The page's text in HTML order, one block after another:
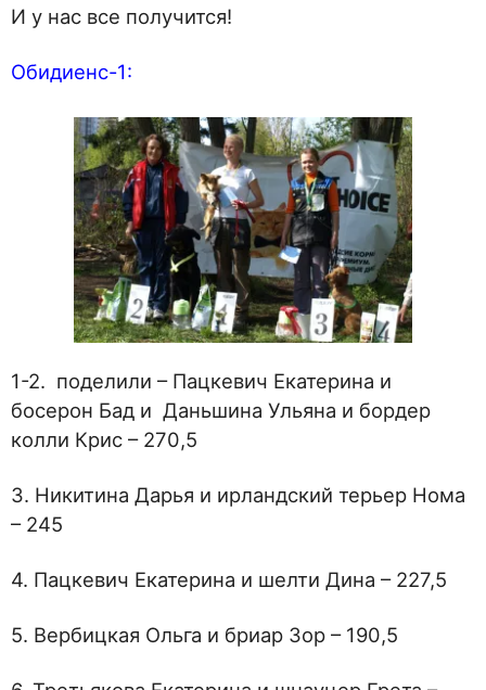
И у нас все получится!
Обидиенс-1:
1-2. поделили – Пацкевич Екатерина и
босерон Бад и Даньшина Ульяна и бордер
колли Крис – 270,5
3. Никитина Дарья и ирландский терьер Нома
– 245
4. Пацкевич Екатерина и шелти Дина – 227,5
5. Вербицкая Ольга и бриар Зор – 190,5